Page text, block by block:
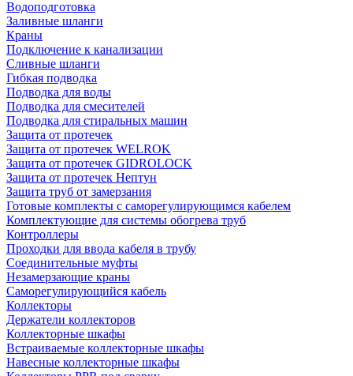
Водоподготовка
Заливные шланги
Краны
Подключение к канализации
Сливные шланги
Гибкая подводка
Подводка для воды
Подводка для смесителей
Подводка для стиральных машин
Защита от протечек
Защита от протечек WELROK
Защита от протечек GIDROLOCK
Защита от протечек Нептун
Защита труб от замерзания
Готовые комплекты с саморегулирующимся кабелем
Комплектующие для системы обогрева труб
Контроллеры
Проходки для ввода кабеля в трубу
Соединительные муфты
Незамерзающие краны
Саморегулирующийся кабель
Коллекторы
Держатели коллекторов
Коллекторные шкафы
Встраиваемые коллекторные шкафы
Навесные коллекторные шкафы